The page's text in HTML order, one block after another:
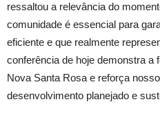
ressaltou a relevância do
comunidade é essencial para
eficiente e que realmente
conferência de hoje demonstra a
Nova Santa Rosa e reforça
desenvolvimento planejado e